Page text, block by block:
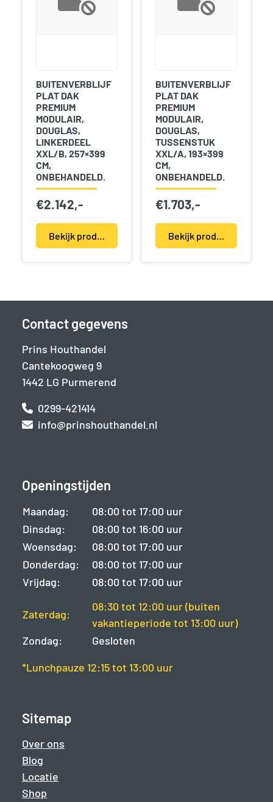
BUITENVERBLIJF
PLAT DAK
PREMIUM
MODULAIR,
DOUGLAS,
LINKERDEEL
XXL/B, 257×399
CM,
ONBEHANDELD.
€2.142,-
Bekijk product(en)
BUITENVERBLIJF
PLAT DAK
PREMIUM
MODULAIR,
DOUGLAS,
TUSSENSTUK
XXL/A, 193×399
CM,
ONBEHANDELD.
€1.703,-
Bekijk product(en)
Contact gegevens
Prins Houthandel
Cantekoogweg 9
1442 LG Purmerend
0299-421414
info@prinshouthandel.nl
Openingstijden
Maandag:
08:00 tot 17:00 uur
Dinsdag:
08:00 tot 16:00 uur
Woensdag:
08:00 tot 17:00 uur
Donderdag:
08:00 tot 17:00 uur
Vrijdag:
08:00 tot 17:00 uur
Zaterdag:
08:30 tot 12:00 uur (buiten
vakantieperiode tot 13:00 uur)
Zondag:
Gesloten
*Lunchpauze 12:15 tot 13:00 uur
Sitemap
Over ons
Blog
Locatie
Shop